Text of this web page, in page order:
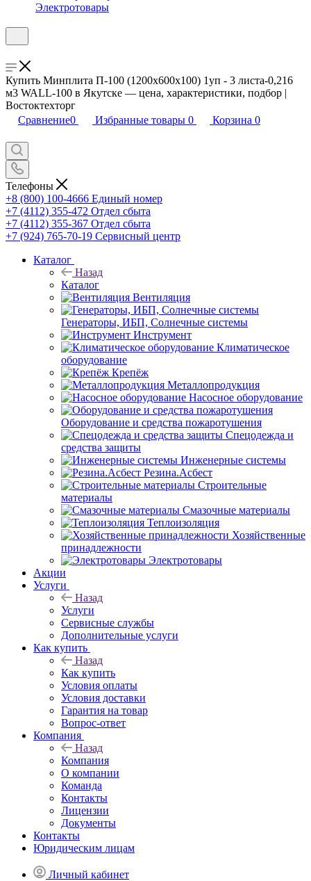
Электротовары
Купить Минплита П-100 (1200х600х100) 1уп - 3 листа-0,216
м3 WALL-100 в Якутске — цена, характеристики, подбор |
Востоктехторг
Сравнение0 Избранные товары 0 Корзина 0
Телефоны
+8 (800) 100-4666 Единый номер
+7 (4112) 355-472 Отдел сбыта
+7 (4112) 355-367 Отдел сбыта
+7 (924) 765-70-19 Сервисный центр
Каталог
Назад
Каталог
Вентиляция
Генераторы, ИБП, Солнечные системы
Инструмент
Климатическое
оборудование
Крепёж
Металлопродукция
Насосное оборудование
Оборудование и средства пожаротушения
Спецодежда и
средства защиты
Инженерные системы
Резина.Асбест
Строительные
материалы
Смазочные материалы
Теплоизоляция
Хозяйственные
принадлежности
Электротовары
Акции
Услуги
Назад
Услуги
Сервисные службы
Дополнительные услуги
Как купить
Назад
Как купить
Условия оплаты
Условия доставки
Гарантия на товар
Вопрос-ответ
Компания
Назад
Компания
О компании
Команда
Контакты
Лицензии
Документы
Контакты
Юридическим лицам
Личный кабинет